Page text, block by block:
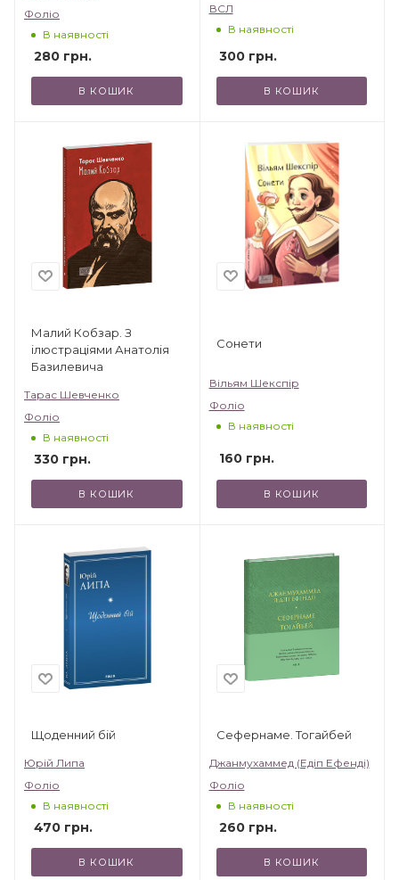
Фоліо
В наявності
280 грн.
В КОШИК
ВСЛ
В наявності
300грн.
В КОШИК
Малий Кобзар. З
ілюстраціями Анатолія
Базилевича
Тарас Шевченко
Фоліо
В наявності
330 грн.
В КОШИК
Сонети
Вільям Шекспір
Фоліо
В наявності
160грн.
В КОШИК
Щоденний бій
Юрій Липа
Фоліо
В наявності
470 грн.
В КОШИК
Сефернаме. Тогайбей
Джанмухаммед (Едіп Ефенді)
Фоліо
В наявності
260грн.
В КОШИК